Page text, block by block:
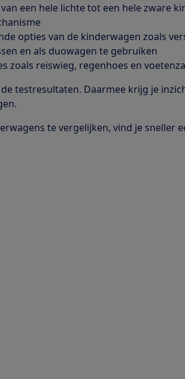
een hele lichte tot een hele zware
opties van de kinderwagen zoals
en als duowagen te gebruiken
zoals reiswieg, regenhoes en
de testresultaten. Daarmee krijg je
te vergelijken, vind je sneller